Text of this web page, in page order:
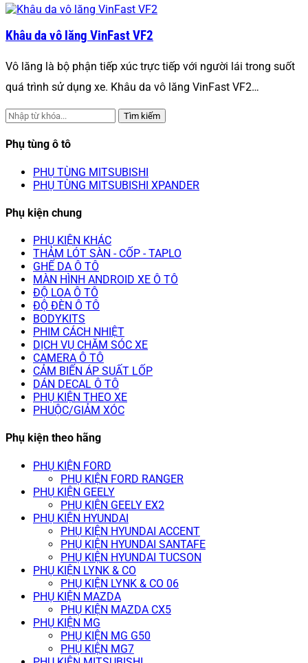
Khâu da vô lăng VinFast VF2
Vô lăng là bộ phận tiếp xúc trực tiếp với người lái trong suốt
quá trình sử dụng xe. Khâu da vô lăng VinFast VF2…
Tìm kiếm
Phụ tùng ô tô
PHỤ TÙNG MITSUBISHI
PHỤ TÙNG MITSUBISHI XPANDER
Phụ kiện chung
PHỤ KIỆN KHÁC
THẢM LÓT SÀN - CỐP - TAPLO
GHẾ DA Ô TÔ
MÀN HÌNH ANDROID XE Ô TÔ
ĐỘ LOA Ô TÔ
ĐỘ ĐÈN Ô TÔ
BODYKITS
PHIM CÁCH NHIỆT
DỊCH VỤ CHĂM SÓC XE
CAMERA Ô TÔ
CẢM BIẾN ÁP SUẤT LỐP
DÁN DECAL Ô TÔ
PHỤ KIỆN THEO XE
PHUỘC/GIẢM XÓC
Phụ kiện theo hãng
PHỤ KIỆN FORD
PHỤ KIỆN FORD RANGER
PHỤ KIỆN GEELY
PHỤ KIỆN GEELY EX2
PHỤ KIỆN HYUNDAI
PHỤ KIỆN HYUNDAI ACCENT
PHỤ KIỆN HYUNDAI SANTAFE
PHỤ KIỆN HYUNDAI TUCSON
PHỤ KIỆN LYNK & CO
PHỤ KIỆN LYNK & CO 06
PHỤ KIỆN MAZDA
PHỤ KIỆN MAZDA CX5
PHỤ KIỆN MG
PHỤ KIỆN MG G50
PHỤ KIỆN MG7